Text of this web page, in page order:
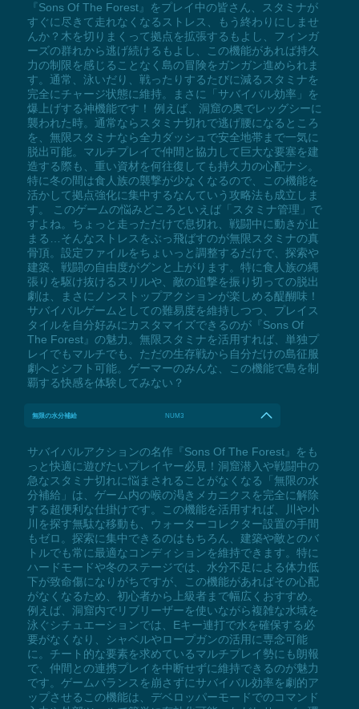
『Sons Of The Forest』をプレイ中の皆さん、スタミナが
すぐに尽きて走れなくなるストレス、もう終わりにしませ
んか？木を切りまくって拠点を拡張するもよし、フィンガ
ーズの群れから逃げ続けるもよし、この機能があれば持久
力の制限を感じることなく島の冒険をガンガン進められま
す。通常、泳いだり、戦ったりするたびに減るスタミナを
完全にチャージ状態に維持。まさに「サバイバル効率」を
爆上げする神機能です！ 例えば、洞窟の奥でレッグシーに
襲われた時。通常ならスタミナ切れで逃げ腰になるところ
を、無限スタミナなら全力ダッシュで安全地帯まで一気に
脱出可能。マルチプレイで仲間と協力して巨大な要塞を建
造する際も、重い資材を何往復しても持久力の心配ナシ。
特に冬の間は食人族の襲撃が少なくなるので、この機能を
活かして拠点強化に集中するなんていう攻略法も成立しま
す。 このゲームの悩みどころといえば「スタミナ管理」で
すよね。ちょっと走っただけで息切れ、戦闘中に動きが止
まる…そんなストレスをぶっ飛ばすのが無限スタミナの真
骨頂。設定ファイルをちょいっと調整するだけで、探索や
建築、戦闘の自由度がグンと上がります。特に食人族の縄
張りを駆け抜けるスリルや、敵の追撃を振り切っての脱出
劇は、まさにノンストップアクションが楽しめる醍醐味！
サバイバルゲームとしての難易度を維持しつつ、プレイス
タイルを自分好みにカスタマイズできるのが『Sons Of
The Forest』の魅力。無限スタミナを活用すれば、単独プ
レイでもマルチでも、ただの生存戦から自分だけの島征服
劇へとシフト可能。ゲーマーのみんな、この機能で島を制
覇する快感を体験してみない？
無限の水分補給 NUM3
サバイバルアクションの名作『Sons Of The Forest』をも
っと快適に遊びたいプレイヤー必見！洞窟潜入や戦闘中の
急なスタミナ切れに悩まされることがなくなる「無限の水
分補給」は、ゲーム内の喉の渇きメカニクスを完全に解除
する超便利な仕掛けです。この機能を活用すれば、川や小
川を探す無駄な移動も、ウォーターコレクター設置の手間
もゼロ。探索に集中できるのはもちろん、建築や敵とのバ
トルでも常に最適なコンディションを維持できます。特に
ハードモードや冬のステージでは、水分不足による体力低
下が致命傷になりがちですが、この機能があればその心配
がなくなるため、初心者から上級者まで幅広くおすすめ。
例えば、洞窟内でリブリーザーを使いながら複雑な水域を
泳ぐシチュエーションでは、Eキー連打で水を確保する必
要がなくなり、シャベルやロープガンの活用に専念可能
に。チート的な要素を求めているマルチプレイ勢にも朗報
で、仲間との連携プレイを中断せずに維持できるのが魅力
です。ゲームバランスを崩さずにサバイバル効率を劇的ア
ップさせるこの機能は、デベロッパーモードでのコマンド